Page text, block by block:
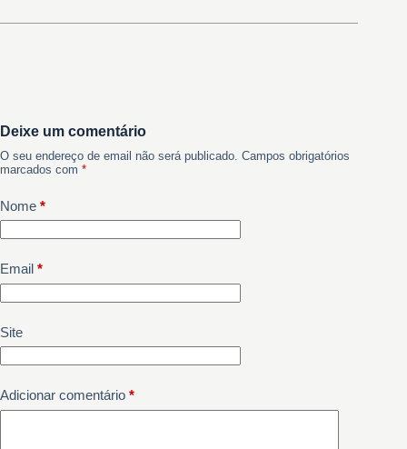
Deixe um comentário
O seu endereço de email não será publicado. Campos obrigatórios
marcados com *
Nome *
Email *
Site
Adicionar comentário *